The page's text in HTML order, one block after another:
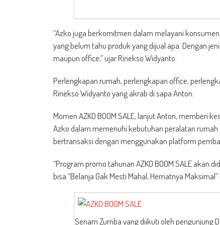
“Azko juga berkomitmen dalam melayani
yang belum tahu produk yang dijual apa. Dengan
maupun office,” ujar Rinekso Widyanto.
Perlengkapan rumah, perlengkapan office,
Rinekso Widyanto yang akrab di sapa Anton.
Momen AZKO BOOM SALE, lanjut Anton,
Azko dalam memenuhi kebutuhan peralatan
bertransaksi dengan menggunakan platform
“Program promo tahunan AZKO BOOM SALE akan
bisa “Belanja Gak Mesti Mahal, Hematnya
Senam Zumba yang diikuti oleh pengunjung